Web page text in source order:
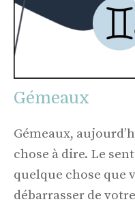
Gémeaux
Gémeaux,
chose à dire. Le
quelque chose que
débarrasser de